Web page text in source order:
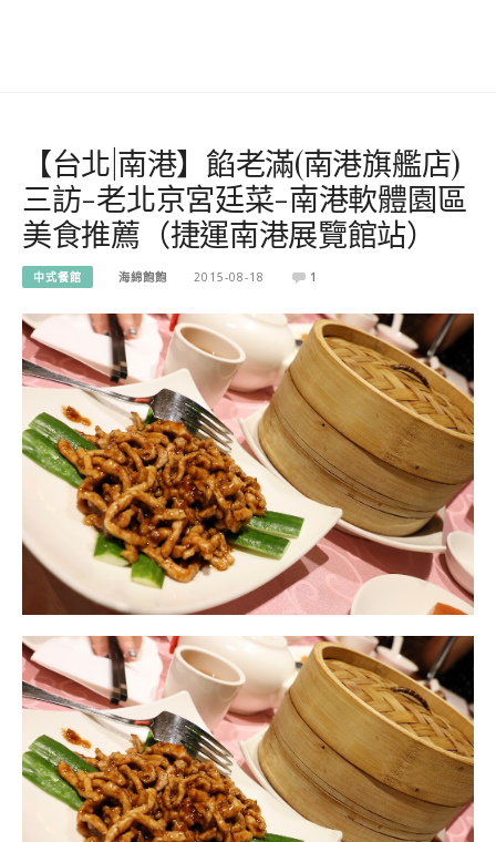
【台北|南港】餡老滿(南港旗艦店)
三訪-老北京宮廷菜-南港軟體園區
美食推薦（捷運南港展覽館站）
中式餐館 海綿飽飽 2015-08-18 1